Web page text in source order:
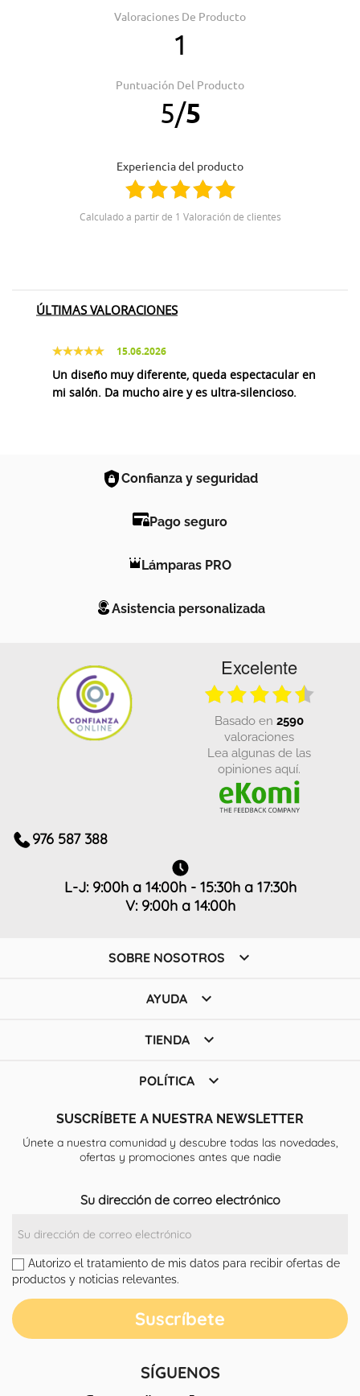
Valoraciones De Producto
1
Puntuación Del Producto
5/5
Experiencia del producto
Calculado a partir de 1 Valoración de clientes
ÚLTIMAS VALORACIONES
15.06.2026
Un diseño muy diferente, queda espectacular en
mi salón. Da mucho aire y es ultra-silencioso.
Confianza y seguridad
Pago seguro
Lámparas PRO
Asistencia personalizada
Excelente
basado en 2590
valoraciones
Lea algunas de las
opiniones aquí.
976 587 388
L-J: 9:00h a 14:00h - 15:30h a 17:30h
V: 9:00h a 14:00h
SOBRE NOSOTROS 
AYUDA 
TIENDA 
POLÍTICA 
SUSCRÍBETE A NUESTRA NEWSLETTER
Únete a nuestra comunidad y descubre todas las novedades,
ofertas y promociones antes que nadie
Su dirección de correo electrónico
Autorizo el tratamiento de mis datos para recibir ofertas de
productos y noticias relevantes.
SÍGUENOS